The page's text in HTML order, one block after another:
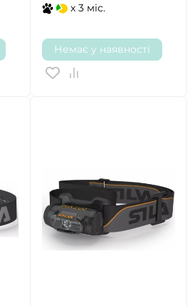
x 3 міс.
Немає у наявності